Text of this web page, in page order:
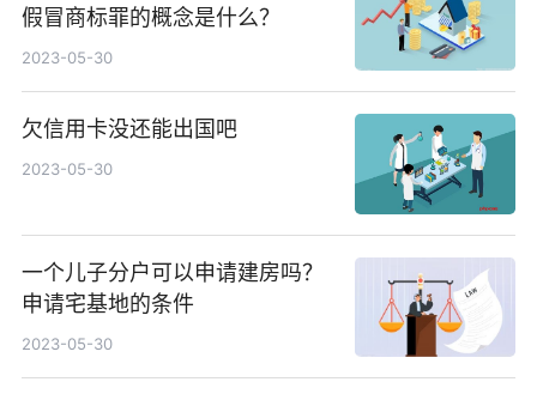
假冒商标罪的概念是什么？
2023-05-30
欠信用卡没还能出国吧
2023-05-30
一个儿子分户可以申请建房吗？
申请宅基地的条件
2023-05-30